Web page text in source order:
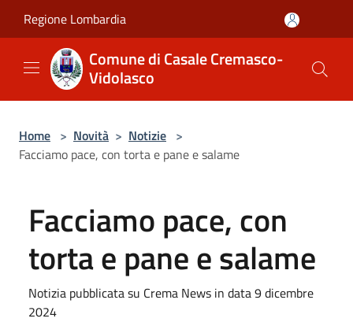
Regione Lombardia
Comune di Casale Cremasco-
Vidolasco
Home > Novità > Notizie >
Facciamo pace, con torta e pane e salame
Facciamo pace, con
torta e pane e salame
Notizia pubblicata su Crema News in data 9 dicembre
2024